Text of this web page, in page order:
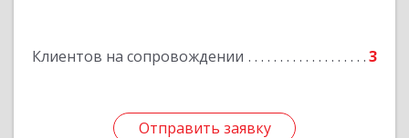
Клиентов на сопровождении 3
Отправить заявку
Отправить заявку